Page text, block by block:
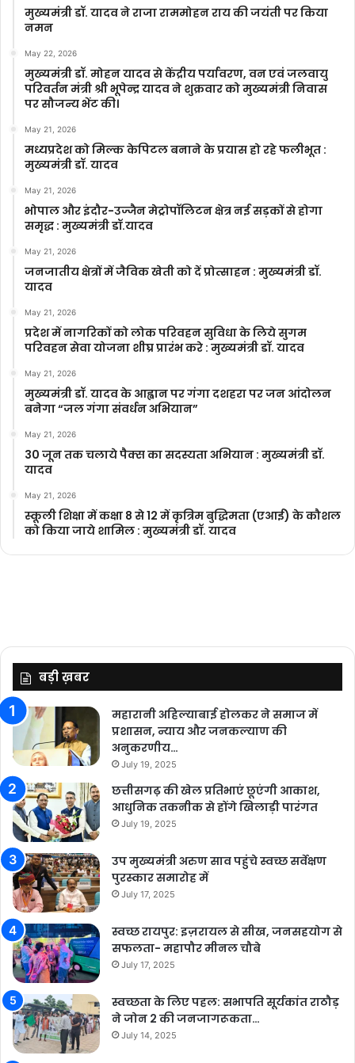
मुख्यमंत्री डॉ. यादव ने राजा राममोहन राय की जयंती पर किया
नमन
May 22, 2026
मुख्यमंत्री डॉ. मोहन यादव से केंद्रीय पर्यावरण, वन एवं जलवायु
परिवर्तन मंत्री श्री भूपेन्द्र यादव ने शुक्रवार को मुख्यमंत्री निवास
पर सौजन्य भेंट की।
May 21, 2026
मध्यप्रदेश को मिल्क केपिटल बनाने के प्रयास हो रहे फलीभूत :
मुख्यमंत्री डॉ. यादव
May 21, 2026
भोपाल और इंदौर-उज्जैन मेट्रोपॉलिटन क्षेत्र नई सड़कों से होगा
समृद्ध : मुख्यमंत्री डॉ.यादव
May 21, 2026
जनजातीय क्षेत्रों में जैविक खेती को दें प्रोत्साहन : मुख्यमंत्री डॉ.
यादव
May 21, 2026
प्रदेश में नागरिकों को लोक परिवहन सुविधा के लिये सुगम
परिवहन सेवा योजना शीघ्र प्रारंभ करे : मुख्यमंत्री डॉ. यादव
May 21, 2026
मुख्यमंत्री डॉ. यादव के आह्वान पर गंगा दशहरा पर जन आंदोलन
बनेगा “जल गंगा संवर्धन अभियान”
May 21, 2026
30 जून तक चलाये पैक्स का सदस्यता अभियान : मुख्यमंत्री डॉ.
यादव
May 21, 2026
स्कूली शिक्षा में कक्षा 8 से 12 में कृ‍त्रिम बुद्धिमता (एआई) के कौशल
को किया जाये शामिल : मुख्यमंत्री डॉ. यादव
बड़ी ख़बर
महारानी अहिल्याबाई होलकर ने समाज में
प्रशासन, न्याय और जनकल्याण की
अनुकरणीय…
July 19, 2025
छत्तीसगढ़ की खेल प्रतिभाएं छूएंगी आकाश,
आधुनिक तकनीक से होंगे खिलाड़ी पारंगत
July 19, 2025
उप मुख्यमंत्री अरुण साव पहुंचे स्वच्छ सर्वेक्षण
पुरस्कार समारोह में
July 17, 2025
स्वच्छ रायपुर: इज़रायल से सीख, जनसहयोग से
सफलता- महापौर मीनल चौबे
July 17, 2025
स्वच्छता के लिए पहल: सभापति सूर्यकांत राठौड़
ने जोन 2 की जनजागरूकता…
July 14, 2025